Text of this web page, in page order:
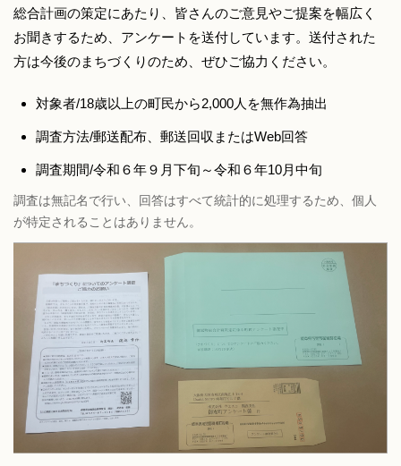
総合計画の策定にあたり、皆さんのご意見やご提案を幅広く
お聞きするため、アンケートを送付しています。送付された
方は今後のまちづくりのため、ぜひご協力ください。
対象者/18歳以上の町民から2,000人を無作為抽出
調査方法/郵送配布、郵送回収またはWeb回答
調査期間/令和６年９月下旬～令和６年10月中旬
調査は無記名で行い、回答はすべて統計的に処理するため、個人
が特定されることはありません。